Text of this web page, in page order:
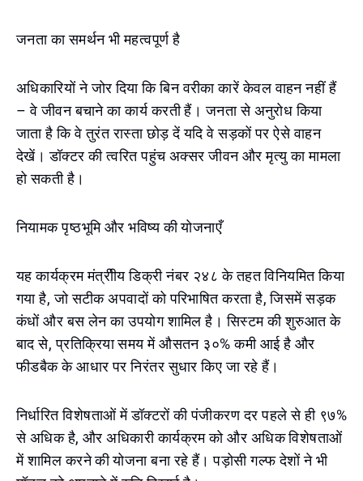
जनता का समर्थन भी महत्वपूर्ण है
अधिकारियों ने जोर दिया कि बिन वरीका कारें केवल वाहन नहीं हैं
– वे जीवन बचाने का कार्य करती हैं। जनता से अनुरोध किया
जाता है कि वे तुरंत रास्ता छोड़ दें यदि वे सड़कों पर ऐसे वाहन
देखें। डॉक्टर की त्वरित पहुंच अक्सर जीवन और मृत्यु का मामला
हो सकती है।
नियामक पृष्ठभूमि और भविष्य की योजनाएँ
यह कार्यक्रम मंत्रीीय डिक्री नंबर २४८ के तहत विनियमित किया
गया है, जो सटीक अपवादों को परिभाषित करता है, जिसमें सड़क
कंधों और बस लेन का उपयोग शामिल है। सिस्टम की शुरुआत के
बाद से, प्रतिक्रिया समय में औसतन ३०% कमी आई है और
फीडबैक के आधार पर निरंतर सुधार किए जा रहे हैं।
निर्धारित विशेषताओं में डॉक्टरों की पंजीकरण दर पहले से ही ९७%
से अधिक है, और अधिकारी कार्यक्रम को और अधिक विशेषताओं
में शामिल करने की योजना बना रहे हैं। पड़ोसी गल्फ देशों ने भी